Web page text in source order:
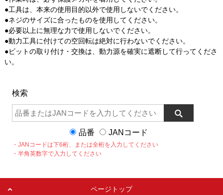
●工具は、本来の使用目的以外で使用しないでください。
●ネジのサイズに合ったものを使用してください。
●必要以上に無理な力で使用しないでください。
●動力工具に付けての空回転は絶対に行わないでください。
●ビットの取り付け・交換は、動力源を確実に遮断して行ってくださ
い。
検索
品番 JANコード
・JANコードは下6桁、または全桁を入力してください
・半角英数字で入力してください
ページトップ